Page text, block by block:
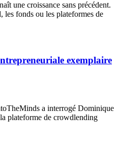
une croissance sans précédent.
les fonds ou les plateformes de
exemplaire
a interrogé Dominique
plateforme de crowdlending